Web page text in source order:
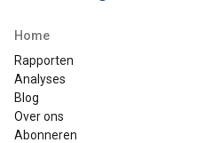
Home
Rapporten
Analyses
Blog
Over ons
Abonneren